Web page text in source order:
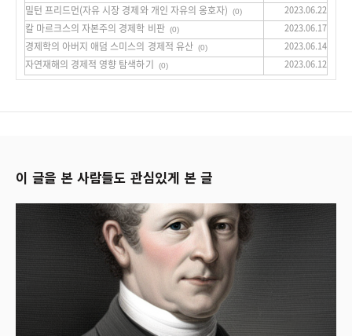
밀턴 프리드먼(자유 시장 경제와 개인 자유의 옹호자) (0) 2023.06.22
칼 마르크스의 자본주의 경제학 비판 (0) 2023.06.17
경제학의 아버지 애덤 스미스의 경제적 유산 (0) 2023.06.14
자연재해의 경제적 영향 탐색하기 (0) 2023.06.12
이 글을 본 사람들도 관심있게 본 글